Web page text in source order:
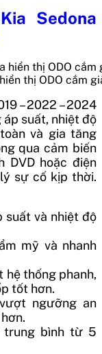
Sedona
thị ODO cắm
– 2022 – 2024
suất, nhiệt độ
và gia tăng
qua cảm biến
DVD hoặc điện
sự cố kịp thời.
suất và nhiệt độ
mỹ và nhanh
hệ thống phanh,
tốt hơn.
ngưỡng an
trung bình từ 5